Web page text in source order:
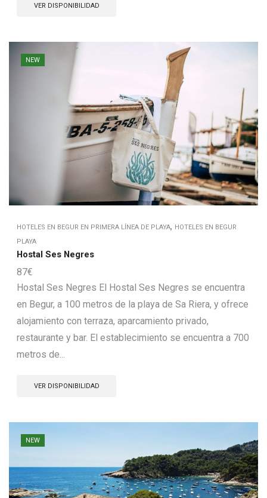
VER DISPONIBILIDAD
NEW
HOTELES EN BEGUR EN PRIMERA LÍNEA DE PLAYA, HOTELES EN BEGUR
PLAYA
Hostal Ses Negres
87€
Hostal Ses Negres El Hostal Ses Negres se encuentra
en Begur, a 100 metros de la playa de Sa Riera, y ofrece
alojamiento con terraza, aparcamiento privado,
restaurante y bar. El establecimiento se encuentra a 700
metros de...
VER DISPONIBILIDAD
NEW